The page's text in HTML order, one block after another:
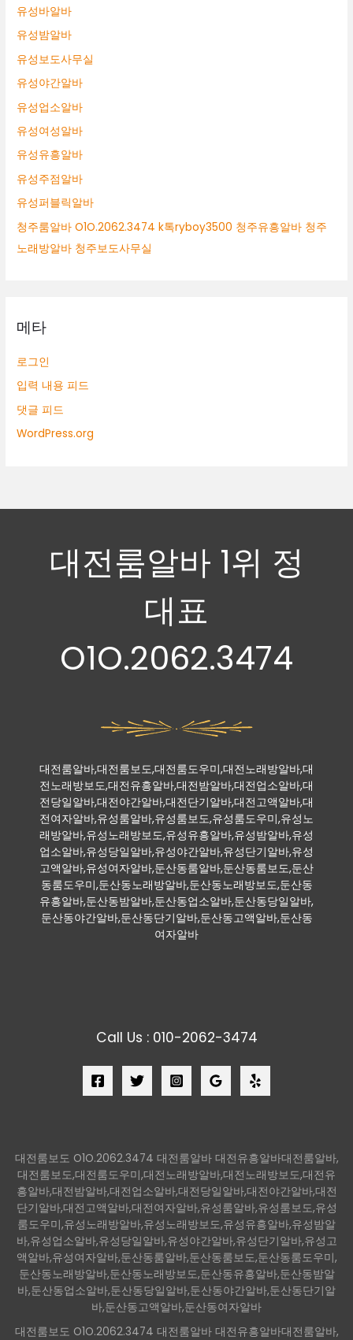
유성바알바
유성밤알바
유성보도사무실
유성야간알바
유성업소알바
유성여성알바
유성유흥알바
유성주점알바
유성퍼블릭알바
청주룸알바 O1O.2062.3474 k톡ryboy3500 청주유흥알바 청주
노래방알바 청주보도사무실
메타
로그인
입력 내용 피드
댓글 피드
WordPress.org
대전룸알바 1위 정
대표
O1O.2062.3474
대전룸알바,대전룸보도,대전룸도우미,대전노래방알바,대
전노래방보도,대전유흥알바,대전밤알바,대전업소알바,대
전당일알바,대전야간알바,대전단기알바,대전고액알바,대
전여자알바,유성룸알바,유성룸보도,유성룸도우미,유성노
래방알바,유성노래방보도,유성유흥알바,유성밤알바,유성
업소알바,유성당일알바,유성야간알바,유성단기알바,유성
고액알바,유성여자알바,둔산동룸알바,둔산동룸보도,둔산
동룸도우미,둔산동노래방알바,둔산동노래방보도,둔산동
유흥알바,둔산동밤알바,둔산동업소알바,둔산동당일알바,
둔산동야간알바,둔산동단기알바,둔산동고액알바,둔산동
여자알바
Call Us : 010-2062-3474
대전룸보도 O1O.2062.3474 대전룸알바 대전유흥알바대전룸알바,
대전룸보도,대전룸도우미,대전노래방알바,대전노래방보도,대전유
흥알바,대전밤알바,대전업소알바,대전당일알바,대전야간알바,대전
단기알바,대전고액알바,대전여자알바,유성룸알바,유성룸보도,유성
룸도우미,유성노래방알바,유성노래방보도,유성유흥알바,유성밤알
바,유성업소알바,유성당일알바,유성야간알바,유성단기알바,유성고
액알바,유성여자알바,둔산동룸알바,둔산동룸보도,둔산동룸도우미,
둔산동노래방알바,둔산동노래방보도,둔산동유흥알바,둔산동밤알
바,둔산동업소알바,둔산동당일알바,둔산동야간알바,둔산동단기알
바,둔산동고액알바,둔산동여자알바
대전룸보도 O1O.2062.3474 대전룸알바 대전유흥알바대전룸알바,